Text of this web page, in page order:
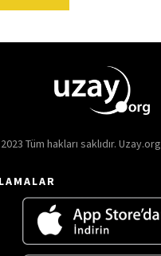
Tüm hakları saklıdır. Uzay.org